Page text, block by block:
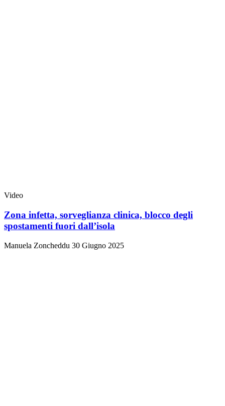
Video
Zona infetta, sorveglianza clinica, blocco degli
spostamenti fuori dall’isola
Manuela Zoncheddu 30 Giugno 2025